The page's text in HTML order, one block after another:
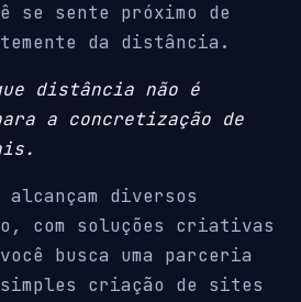
se sente próximo de
da distância.
distância não é
a concretização de
diversos
com soluções criativas
busca uma parceria
criação de sites